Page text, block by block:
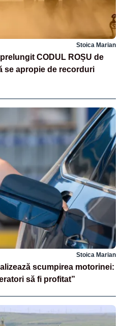
Stoica Marian
CODUL ROȘU de
se apropie de recorduri
Stoica Marian
scumpirea motorinei:
să fi profitat”